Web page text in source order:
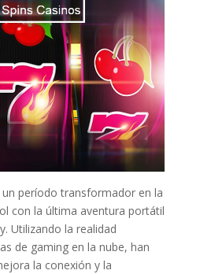
período transformador en la
con la última aventura portátil
Utilizando la realidad
de gaming en la nube, han
la conexión y la